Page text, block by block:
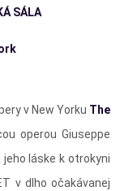
SÁLA
v New Yorku The
operou Giuseppe
láske k otrokyni
v dlho očakávanej